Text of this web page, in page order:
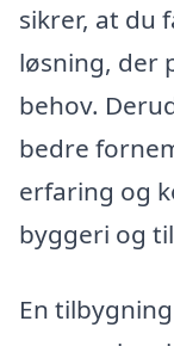
sikrer, at du
løsning, der
behov.
bedre
erfaring og
byggeri og
En